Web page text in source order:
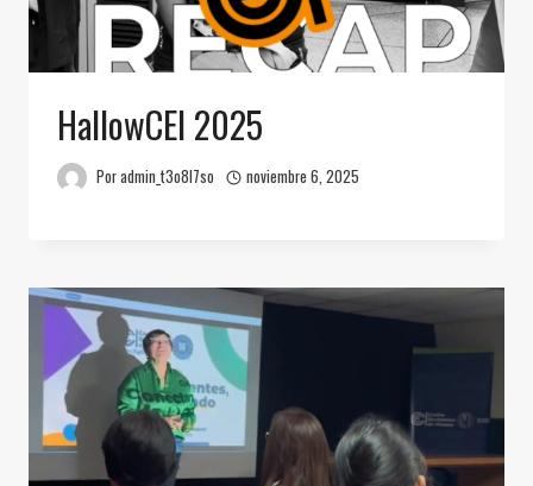
HallowCEI 2025
Poradmin_t3o8l7so noviembre 6, 2025